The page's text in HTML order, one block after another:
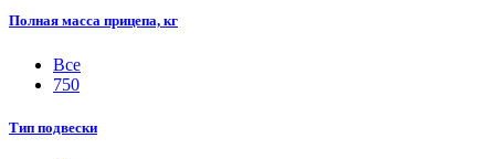
Полная масса прицепа, кг
Все
750
Тип подвески